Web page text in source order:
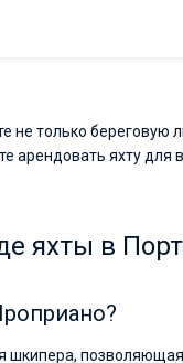
не только береговую
арендовать яхту для
яхты в
шкипера,